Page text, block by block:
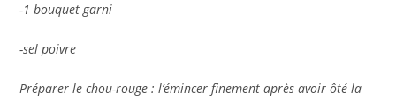
-1 bouquet garni
-sel poivre
Préparer le chou-rouge : l’émincer finement après avoir ôté la